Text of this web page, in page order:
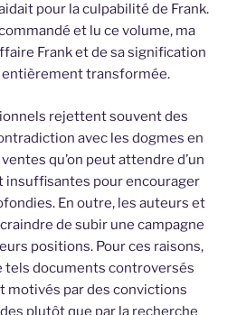
pour la culpabilité de Frank.
et lu ce volume, ma
Frank et de sa signification
transformée.
rejettent souvent des
avec les dogmes en
qu’on peut attendre d’un
insuffisantes pour encourager
En outre, les auteurs et
de subir une campagne
positions. Pour ces raisons,
tels documents controversés
motivés par des convictions
plutôt que par la recherche